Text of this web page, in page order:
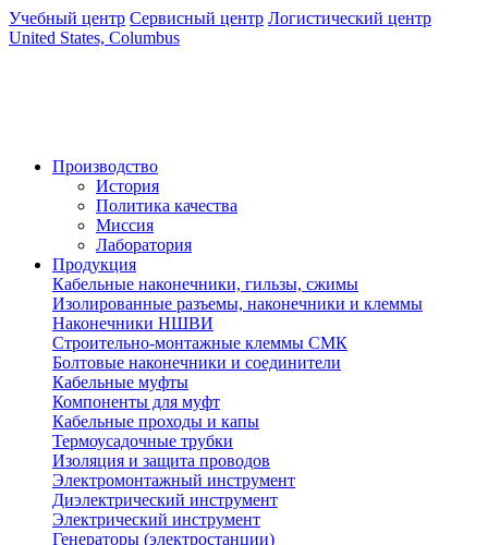
Учебный центр Сервисный центр Логистический центр
United States, Columbus
Производство
История
Политика качества
Миссия
Лаборатория
Продукция
Кабельные наконечники, гильзы, сжимы
Изолированные разъемы, наконечники и клеммы
Наконечники НШВИ
Строительно-монтажные клеммы СМК
Болтовые наконечники и соединители
Кабельные муфты
Компоненты для муфт
Кабельные проходы и капы
Термоусадочные трубки
Изоляция и защита проводов
Электромонтажный инструмент
Диэлектрический инструмент
Электрический инструмент
Генераторы (электростанции)